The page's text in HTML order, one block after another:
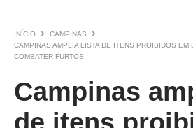
INÍCIO
CAMPINAS
CAMPINAS AMPLIA LISTA DE ITENS PROIBIDOS EM
COMBATER FURTOS
Campinas